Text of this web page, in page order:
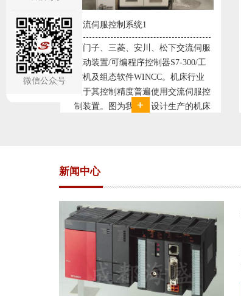
交流伺服
300/工
机床行业
交流伺服控制系统2
西门子、三菱、安川、松下交流伺服
驱动装置/可编程序控制器S7-300/工
控机及组态软件WINCC。机床行业
由于其控制精度普遍使用交流伺服控
制装置。图为我公司设计生产的机床
新闻中心
微信公众号